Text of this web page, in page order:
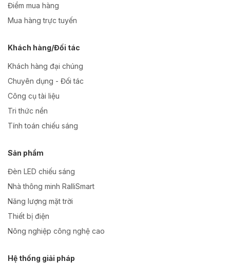
Điểm mua hàng
Mua hàng trực tuyến
Khách hàng/Đối tác
Khách hàng đại chúng
Chuyên dụng - Đối tác
Công cụ tài liệu
Tri thức nền
Tính toán chiếu sáng
Sản phẩm
Đèn LED chiếu sáng
Nhà thông minh RalliSmart
Năng lượng mặt trời
Thiết bị điện
Nông nghiệp công nghệ cao
Hệ thống giải pháp